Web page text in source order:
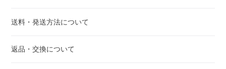
送料・発送方法について
返品・交換について